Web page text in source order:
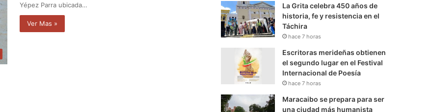
Yépez Parra ubicada…
Ver Mas »
La Grita celebra 450 años de
historia, fe y resistencia en el
Táchira
hace 7 horas
Escritoras merideñas obtienen
el segundo lugar en el Festival
Internacional de Poesía
hace 7 horas
Maracaibo se prepara para ser
una ciudad más humanista